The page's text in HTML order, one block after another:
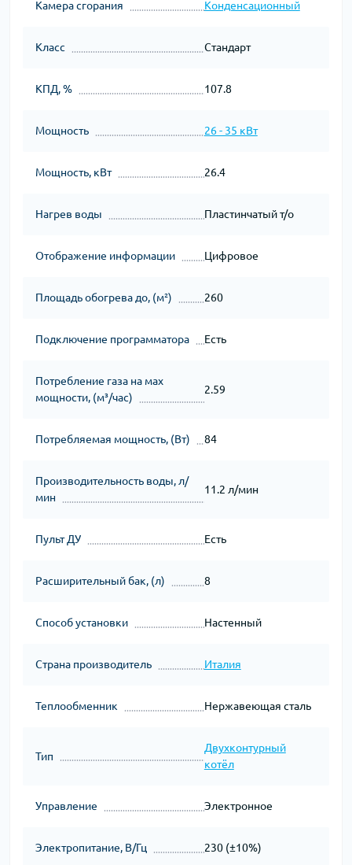
Камера сгорания Конденсационный
Класс Стандарт
КПД, % 107.8
Мощность 26 - 35 кВт
Мощность, кВт 26.4
Нагрев воды Пластинчатый т/о
Отображение информации Цифровое
Площадь обогрева до, (м²) 260
Подключение программатора Есть
Потребление газа на мах
мощности, (м³/час)
2.59
Потребляемая мощность, (Вт) 84
Производительность воды, л/
мин
11.2 л/мин
Пульт ДУ Есть
Расширительный бак, (л) 8
Способ установки Настенный
Страна производитель Италия
Теплообменник Нержавеющая сталь
Тип
Двухконтурный
котёл
Управление Электронное
Электропитание, В/Гц 230 (±10%)